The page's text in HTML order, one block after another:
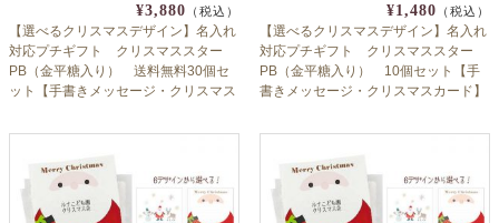
¥3,880 （税込）
【選べるクリスマスデザイン】名入れ
対応プチギフト クリスマススター
PB（金平糖入り） 送料無料30個セ
ット【手書きメッセージ・クリスマス
¥1,480 （税込）
【選べるクリスマスデザイン】名入れ
対応プチギフト クリスマススター
PB（金平糖入り） 10個セット【手
書きメッセージ・クリスマスカード】